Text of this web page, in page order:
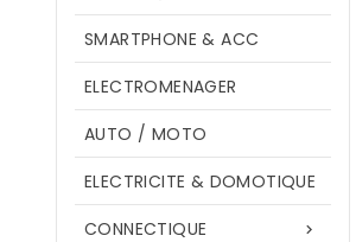
SMARTPHONE & ACC
ELECTROMENAGER
AUTO / MOTO
ELECTRICITE & DOMOTIQUE

CONNECTIQUE